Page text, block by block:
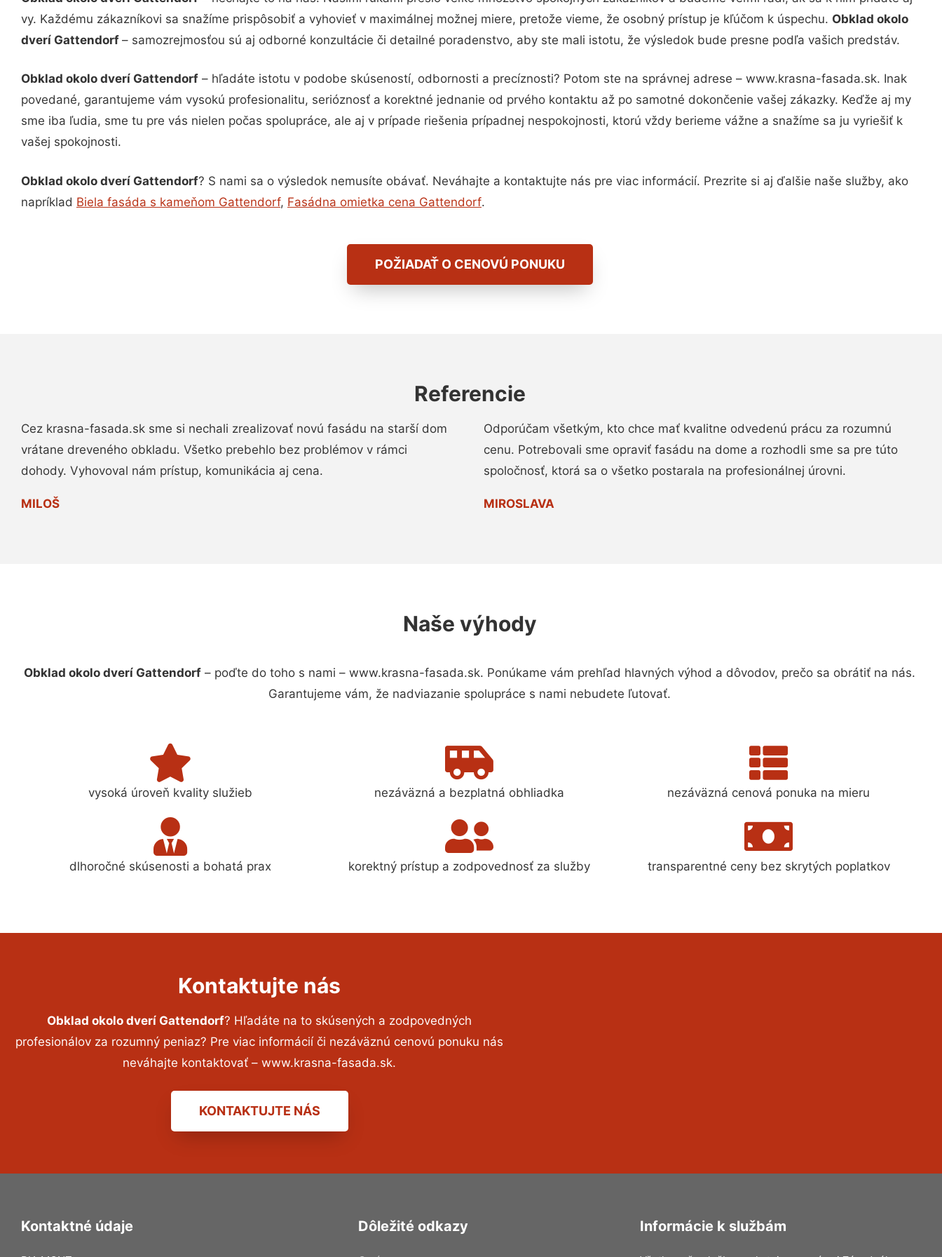
vy. Každému zákazníkovi sa snažíme prispôsobiť a vyhovieť v maximálnej možnej miere, pretože vieme, že osobný prístup je kľúčom k úspechu. Obklad okolo
dverí Gattendorf – samozrejmosťou sú aj odborné konzultácie či detailné poradenstvo, aby ste mali istotu, že výsledok bude presne podľa vašich predstáv.
Obklad okolo dverí Gattendorf – hľadáte istotu v podobe skúseností, odbornosti a precíznosti? Potom ste na správnej adrese – www.krasna-fasada.sk. Inak
povedané, garantujeme vám vysokú profesionalitu, serióznosť a korektné jednanie od prvého kontaktu až po samotné dokončenie vašej zákazky. Keďže aj my
sme iba ľudia, sme tu pre vás nielen počas spolupráce, ale aj v prípade riešenia prípadnej nespokojnosti, ktorú vždy berieme vážne a snažíme sa ju vyriešiť k
vašej spokojnosti.
Obklad okolo dverí Gattendorf? S nami sa o výsledok nemusíte obávať. Neváhajte a kontaktujte nás pre viac informácií. Prezrite si aj ďalšie naše služby, ako
napríklad Biela fasáda s kameňom Gattendorf, Fasádna omietka cena Gattendorf.
POŽIADAŤ O CENOVÚ PONUKU
Referencie
Cez krasna-fasada.sk sme si nechali zrealizovať novú fasádu na starší dom
vrátane dreveného obkladu. Všetko prebehlo bez problémov v rámci
dohody. Vyhovoval nám prístup, komunikácia aj cena.
MILOŠ
Odporúčam všetkým, kto chce mať kvalitne odvedenú prácu za rozumnú
cenu. Potrebovali sme opraviť fasádu na dome a rozhodli sme sa pre túto
spoločnosť, ktorá sa o všetko postarala na profesionálnej úrovni.
MIROSLAVA
Naše výhody
Obklad okolo dverí Gattendorf – poďte do toho s nami – www.krasna-fasada.sk. Ponúkame vám prehľad hlavných výhod a dôvodov, prečo sa obrátiť na nás.
Garantujeme vám, že nadviazanie spolupráce s nami nebudete ľutovať.
vysoká úroveň kvality služieb nezáväzná a bezplatná obhliadka nezáväzná cenová ponuka na mieru
dlhoročné skúsenosti a bohatá prax korektný prístup a zodpovednosť za služby transparentné ceny bez skrytých poplatkov
Kontaktujte nás
Obklad okolo dverí Gattendorf? Hľadáte na to skúsených a zodpovedných
profesionálov za rozumný peniaz? Pre viac informácií či nezáväznú cenovú ponuku nás
neváhajte kontaktovať – www.krasna-fasada.sk.
KONTAKTUJTE NÁS
Kontaktné údaje Dôležité odkazy Informácie k službám